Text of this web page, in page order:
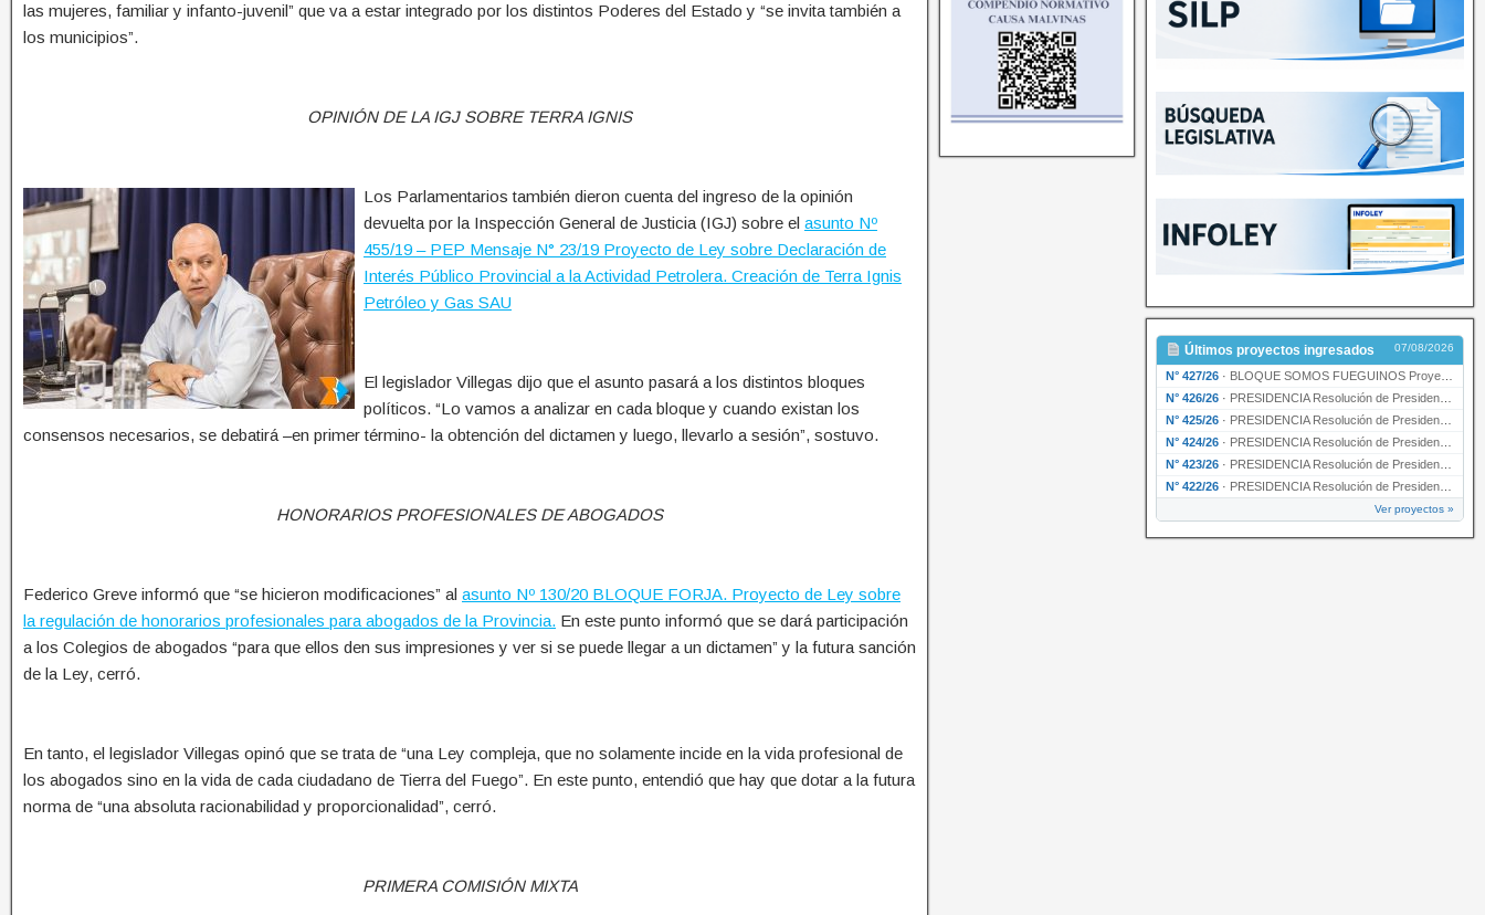
las mujeres, familiar y infanto-juvenil” que va a estar integrado por los distintos Poderes del Estado y “se invita también a
los municipios”.
OPINIÓN DE LA IGJ SOBRE TERRA IGNIS
Los Parlamentarios también dieron cuenta del ingreso de la opinión
devuelta por la Inspección General de Justicia (IGJ) sobre el asunto Nº
455/19 – PEP Mensaje N° 23/19 Proyecto de Ley sobre Declaración de
Interés Público Provincial a la Actividad Petrolera. Creación de Terra Ignis
Petróleo y Gas SAU
El legislador Villegas dijo que el asunto pasará a los distintos bloques
políticos. “Lo vamos a analizar en cada bloque y cuando existan los
consensos necesarios, se debatirá –en primer término- la obtención del dictamen y luego, llevarlo a sesión”, sostuvo.
HONORARIOS PROFESIONALES DE ABOGADOS
Federico Greve informó que “se hicieron modificaciones” al asunto Nº 130/20 BLOQUE FORJA. Proyecto de Ley sobre
la regulación de honorarios profesionales para abogados de la Provincia. En este punto informó que se dará participación
a los Colegios de abogados “para que ellos den sus impresiones y ver si se puede llegar a un dictamen” y la futura sanción
de la Ley, cerró.
En tanto, el legislador Villegas opinó que se trata de “una Ley compleja, que no solamente incide en la vida profesional de
los abogados sino en la vida de cada ciudadano de Tierra del Fuego”. En este punto, entendió que hay que dotar a la futura
norma de “una absoluta racionabilidad y proporcionalidad”, cerró.
PRIMERA COMISIÓN MIXTA
Últimos proyectos ingresados 07/08/2026
N° 427/26 · BLOQUE SOMOS FUEGUINOS Proyecto de Declaración declarando de interés provincial PRESIDENCI…
N° 426/26 · PRESIDENCIA Resolución de Presidencia N° 216/26 declarando de interés provincial la labor …
N° 425/26 · PRESIDENCIA Resolución de Presidencia N° 212/26 declarando de interés provincial el “50° A…
N° 424/26 · PRESIDENCIA Resolución de Presidencia Nº 210/26 declarando de interés provincial el proyec…
N° 423/26 · PRESIDENCIA Resolución de Presidencia Nº 209/26 declarando de interés provincial la presen…
N° 422/26 · PRESIDENCIA Resolución de Presidencia N° 200/26 para su ratificación.
Ver proyectos »